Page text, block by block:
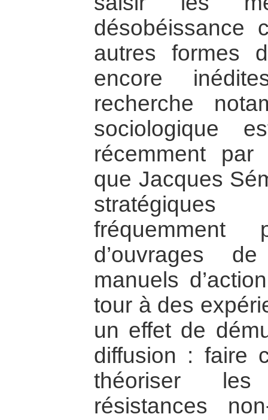
désobéissance
autres formes
encore
recherche
sociologique
récemment
que Jacques
d’ouvrages
manuels
tour à des
un effet de
diffusion : faire
théoriser
résistances